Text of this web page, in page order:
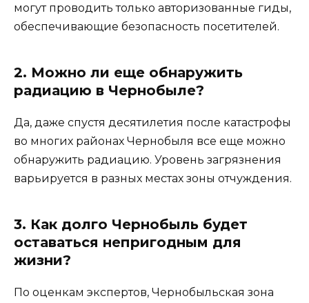
могут проводить только авторизованные гиды,
обеспечивающие безопасность посетителей.
2. Можно ли еще обнаружить
радиацию в Чернобыле?
Да, даже спустя десятилетия после катастрофы
во многих районах Чернобыля все еще можно
обнаружить радиацию. Уровень загрязнения
варьируется в разных местах зоны отчуждения.
3. Как долго Чернобыль будет
оставаться непригодным для
жизни?
По оценкам экспертов, Чернобыльская зона